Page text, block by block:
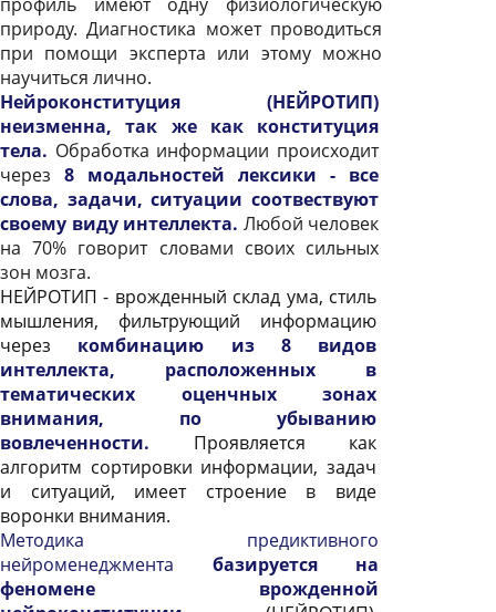
природу. Диагностика может проводиться
при помощи эксперта или этому можно
научиться лично.
Нейроконституция (НЕЙРОТИП)
неизменна, так же как конституция
тела.Обработка информации происходит
через8 модальностей лексики - все
слова, задачи, ситуации соотвествуют
своему виду интеллекта.Любой человек
на 70% говорит словами своих сильных
зон мозга.
НЕЙРОТИП - врожденный склад ума, стиль
мышления, фильтрующий информацию
черезкомбинацию из 8 видов
интеллекта, расположенных в
тематических оценчных зонах
внимания, по убыванию
вовлеченности. Проявляется как
алгоритм сортировки информации, задач
и ситуаций, имеет строение в виде
воронки внимания.
Методика предиктивного
нейроменеджментабазируется на
феномене врожденной